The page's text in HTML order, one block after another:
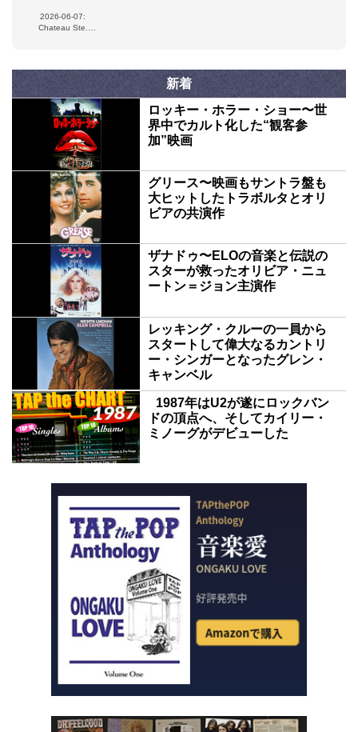
Barbara, CA, USA
2026-06-07:
Chateau Ste.
新着
ロッキー・ホラー・ショー〜世
界中でカルト化した“観客参
加”映画
グリース〜映画もサントラ盤も
大ヒットしたトラボルタとオリ
ビアの共演作
ザナドゥ〜ELOの音楽と伝説の
スターが救ったオリビア・ニュ
ートン＝ジョン主演作
レッキング・クルーの一員から
スタートして偉大なるカントリ
ー・シンガーとなったグレン・
キャンベル
1987年はU2が遂にロックバン
ドの頂点へ、そしてカイリー・
ミノーグがデビューした